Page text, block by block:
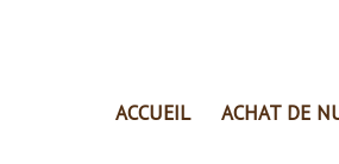
ACCUEIL ACHAT DE